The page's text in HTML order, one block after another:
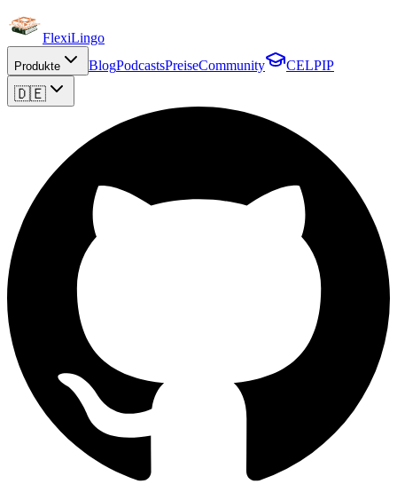
FlexiLingo
Produkte BlogPodcastsPreiseCommunity CELPIP
🇩🇪